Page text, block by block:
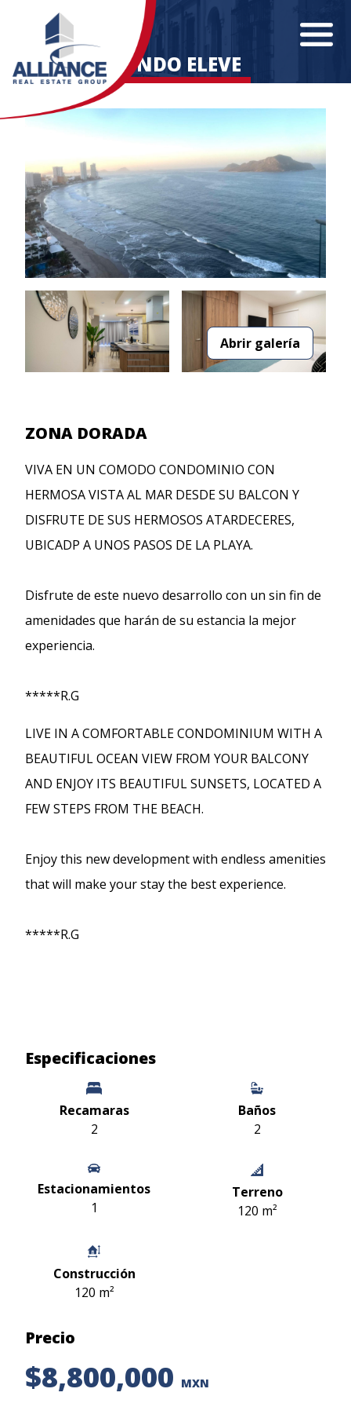
CONDO ELEVE
Abrir galería
ZONA DORADA
VIVA EN UN COMODO CONDOMINIO CON
HERMOSA VISTA AL MAR DESDE SU BALCON Y
DISFRUTE DE SUS HERMOSOS ATARDECERES,
UBICADP A UNOS PASOS DE LA PLAYA.
Disfrute de este nuevo desarrollo con un sin fin de
amenidades que harán de su estancia la mejor
experiencia.
*****R.G
LIVE IN A COMFORTABLE CONDOMINIUM WITH A
BEAUTIFUL OCEAN VIEW FROM YOUR BALCONY
AND ENJOY ITS BEAUTIFUL SUNSETS, LOCATED A
FEW STEPS FROM THE BEACH.
Enjoy this new development with endless amenities
that will make your stay the best experience.
*****R.G
Especificaciones
Recamaras
2
Baños
2
Estacionamientos
1
Terreno
120 m²
Construcción
120 m²
Precio
$8,800,000 MXN